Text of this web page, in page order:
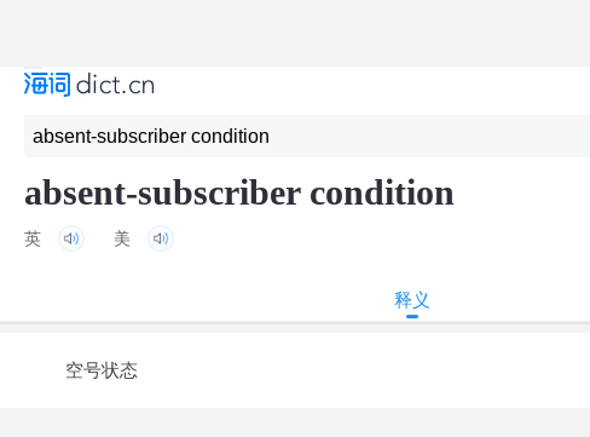
absent-subscriber condition
英 美
释义
空号状态